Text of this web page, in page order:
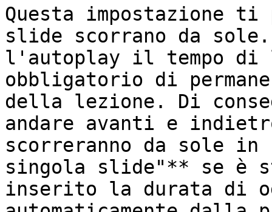
Questa impostazione
slide scorrano da sole.
l'autoplay il tempo di
obbligatorio di
della lezione. Di
andare avanti e
scorreranno da sole in
singola slide"** se è
inserito la durata di